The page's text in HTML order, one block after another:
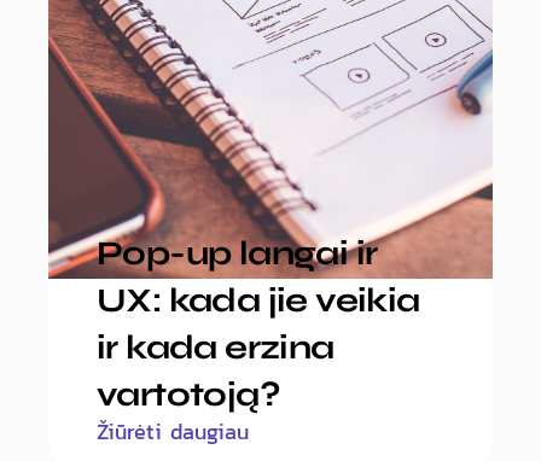
Pop-up langai ir
UX: kada jie veikia
ir kada erzina
vartotoją?
Žiūrėti daugiau